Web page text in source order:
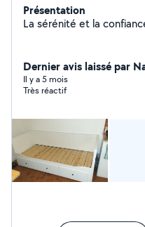
Présentation
La sérénité et la
Dernier avis laissé par
Il y a 5 mois
Très réactif